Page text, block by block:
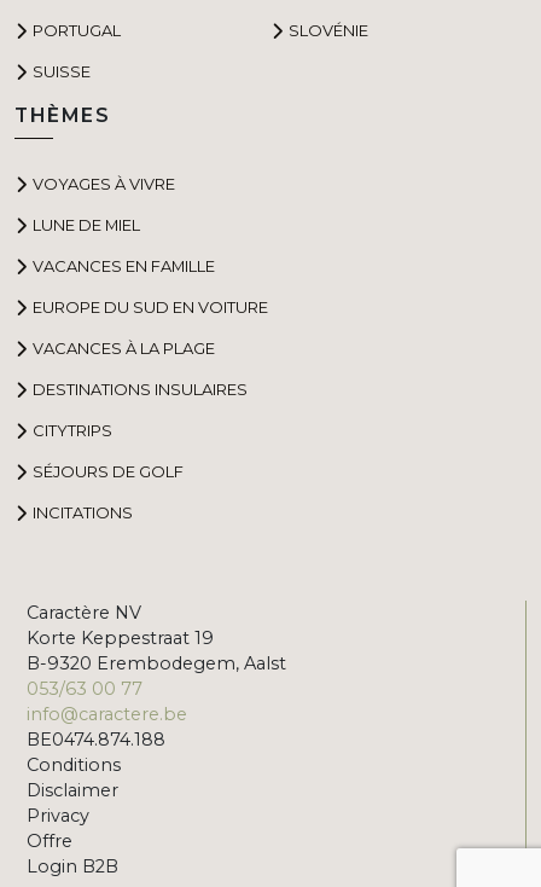
PORTUGAL SLOVÉNIE
SUISSE
THÈMES
VOYAGES À VIVRE
LUNE DE MIEL
VACANCES EN FAMILLE
EUROPE DU SUD EN VOITURE
VACANCES À LA PLAGE
DESTINATIONS INSULAIRES
CITYTRIPS
SÉJOURS DE GOLF
INCITATIONS
Caractère NV
Korte Keppestraat 19
B-9320 Erembodegem, Aalst
053/63 00 77
info@caractere.be
BE0474.874.188
Conditions
Disclaimer
Privacy
Offre
Login B2B